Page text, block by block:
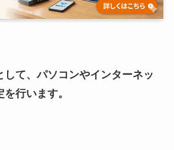
して、パソコンやインターネッ
行います。